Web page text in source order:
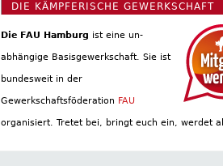
DIE KÄMPFERISCHE GEWERKSCHAFT
Die FAU Hamburg ist eine un­
abhängige Basis­gewerkschaft. Sie ist
bundesweit in der
Gewerkschaftsföderation FAU
organisiert. Tretet bei, bringt euch ein, werdet